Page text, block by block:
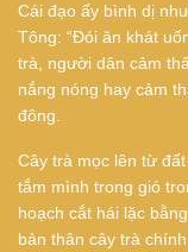
Cái đạo ấy bình dị
Tông: “Đói ăn khát
trà, người dân cảm
nắng nóng hay cảm
đông.
Cây trà mọc lên từ
tắm mình trong gió
hoạch cắt hái lặc
bản thân cây trà chính